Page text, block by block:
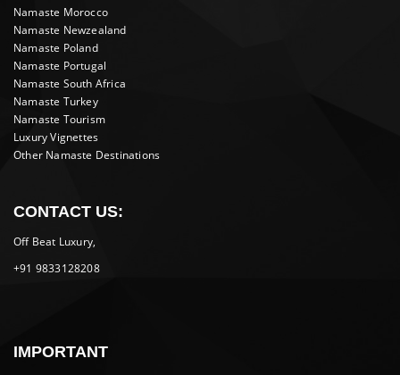
Namaste Morocco
Namaste Newzealand
Namaste Poland
Namaste Portugal
Namaste South Africa
Namaste Turkey
Namaste Tourism
Luxury Vignettes
Other Namaste Destinations
CONTACT US:
Off Beat Luxury,
+91 9833128208
IMPORTANT